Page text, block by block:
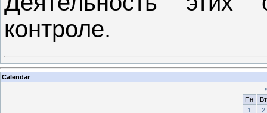
контроле.
Calendar
Пн
Вт
1
2